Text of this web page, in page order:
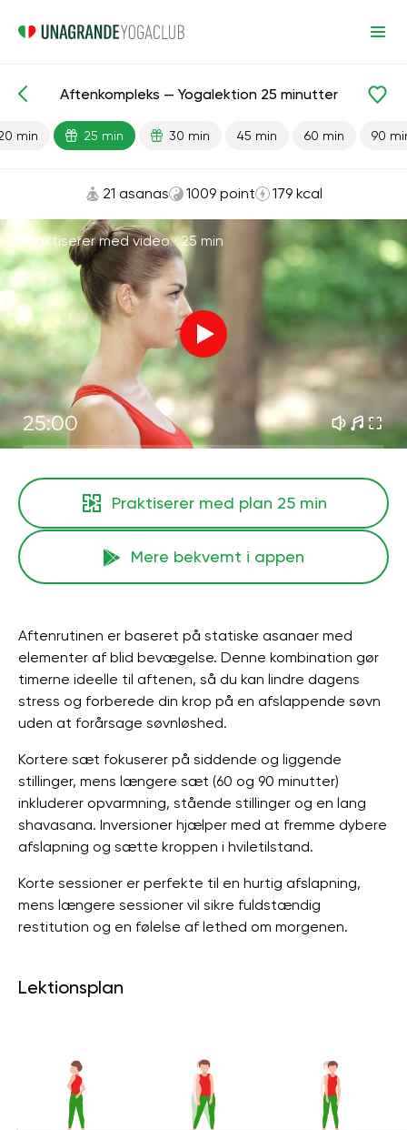
Færdiglavede lektioner Lempelse
Aftenkompleks — Yogalektion 25 minutter
min 25 min 30 min 45 min 60 min 90
21 asanas 1009 point 179 kcal
Praktiserer med video ·25 min
25:00
Praktiserer med plan 25 min
Mere bekvemt i appen
Aftenrutinen er baseret på statiske asanaer med
elementer af blid bevægelse. Denne kombination gør
timerne ideelle til aftenen, så du kan lindre dagens
stress og forberede din krop på en afslappende søvn
uden at forårsage søvnløshed.
Kortere sæt fokuserer på siddende og liggende
stillinger, mens længere sæt (60 og 90 minutter)
inkluderer opvarmning, stående stillinger og en lang
shavasana. Inversioner hjælper med at fremme dybere
afslapning og sætte kroppen i hviletilstand.
Korte sessioner er perfekte til en hurtig afslapning,
mens længere sessioner vil sikre fuldstændig
restitution og en følelse af lethed om morgenen.
Lektionsplan